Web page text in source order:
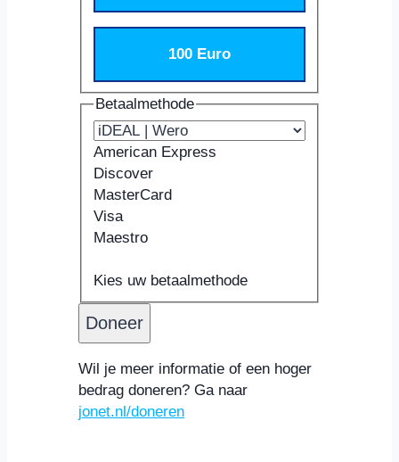
100 Euro
Betaalmethode
American Express
Discover
MasterCard
Visa
Maestro
creditcards:
American
Express,
Discover,
MasterCard,
Visa,
Maestro
Kaarthouder
Kies uw betaalmethode
Wil je meer informatie of een hoger
bedrag doneren? Ga naar
jonet.nl/doneren